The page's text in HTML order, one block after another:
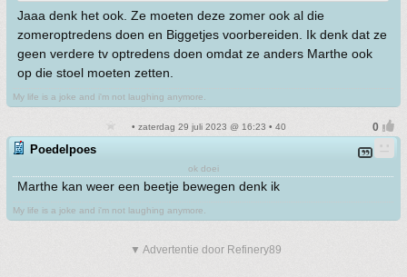
Jaaa denk het ook. Ze moeten deze zomer ook al die
zomeroptredens doen en Biggetjes voorbereiden. Ik denk dat ze
geen verdere tv optredens doen omdat ze anders Marthe ook
op die stoel moeten zetten.
My life is a joke and i'm not laughing anymore.
• zaterdag 29 juli 2023 @ 16:23 • 40
Poedelpoes
ok doei
Marthe kan weer een beetje bewegen denk ik
My life is a joke and i'm not laughing anymore.
▼ Advertentie door Refinery89